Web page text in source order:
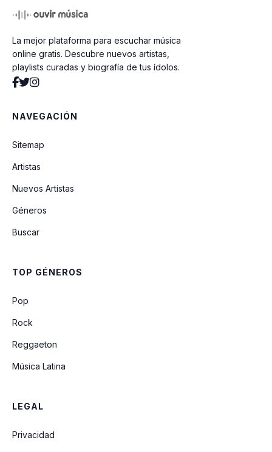
Clásico (feat. Ovi)
La mejor plataforma para escuchar música
online gratis. Descubre nuevos artistas,
playlists curadas y biografía de tus ídolos.
NAVEGACIÓN
Sitemap
Artistas
Nuevos Artistas
Géneros
Buscar
TOP GÉNEROS
Pop
Rock
Reggaeton
Música Latina
LEGAL
Privacidad